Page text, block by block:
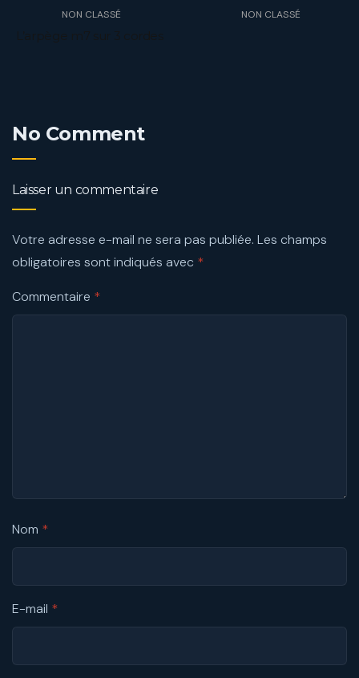
NON CLASSÉ NON CLASSÉ
No Comment
Laisser un commentaire
Votre adresse e-mail ne sera pas publiée. Les champs
obligatoires sont indiqués avec *
Commentaire *
Nom *
E-mail *